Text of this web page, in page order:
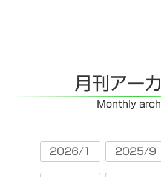
月刊アー
Monthly
2026/1 2025/9